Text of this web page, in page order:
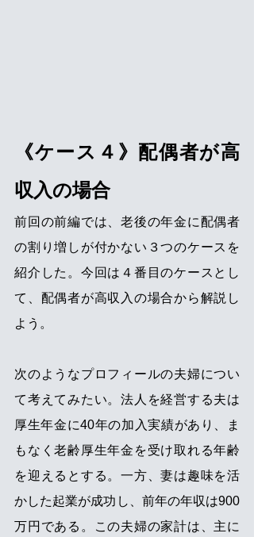
《ケース４》配偶者が高
収入の場合
前回の前編では、老後の年金に配偶者
の割り増しが付かない３つのケースを
紹介した。今回は４番目のケースとし
て、配偶者が高収入の場合から解説し
よう。
次のようなプロフィールの夫婦につい
て考えてみたい。法人を経営する夫は
厚生年金に40年の加入実績があり、ま
もなく老齢厚生年金を受け取れる年齢
を迎えるとする。一方、妻は趣味を活
かした起業が成功し、前年の年収は900
万円である。この夫婦の家計は、主に